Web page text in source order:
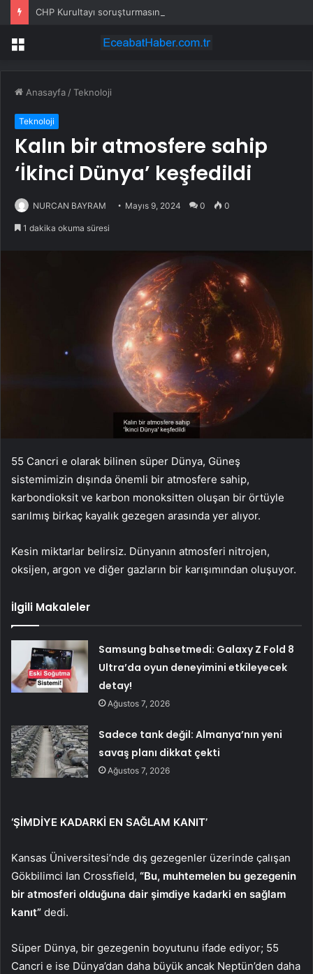
Menü
Anasayfa /Teknoloji
Teknoloji
Kalın bir atmosfere sahip
‘İkinci Dünya’ keşfedildi
NURCAN BAYRAM Mayıs 9, 2024 0 0
1 dakika okuma süresi
55 Cancri e olarak bilinen süper Dünya, Güneş
sistemimizin dışında önemli bir atmosfere sahip,
karbondioksit ve karbon monoksitten oluşan bir örtüyle
sarılmış birkaç kayalık gezegen arasında yer alıyor.
Kesin miktarlar belirsiz. Dünyanın atmosferi nitrojen,
oksijen, argon ve diğer gazların bir karışımından oluşuyor.
İlgili Makaleler
Samsung bahsetmedi: Galaxy Z Fold 8
Ultra’da oyun deneyimini etkileyecek
detay!
Ağustos 7, 2026
Sadece tank değil: Almanya’nın yeni
savaş planı dikkat çekti
Ağustos 7, 2026
‘ŞİMDİYE KADARKİ EN SAĞLAM KANIT’
Kansas Üniversitesi’nde dış gezegenler üzerinde çalışan
Gökbilimci Ian Crossfield, “Bu, muhtemelen bu gezegenin
bir atmosferi olduğuna dair şimdiye kadarki en sağlam
kanıt” dedi.
Süper Dünya, bir gezegenin boyutunu ifade ediyor; 55
Cancri e ise Dünya’dan daha büyük ancak Neptün’den daha